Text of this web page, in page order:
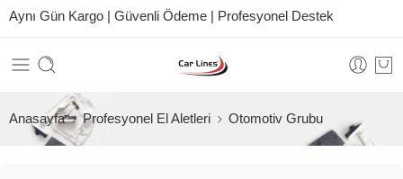
Aynı Gün Kargo | Güvenli Ödeme | Profesyonel Destek
Anasayfa Profesyonel El Aletleri Otomotiv Grubu